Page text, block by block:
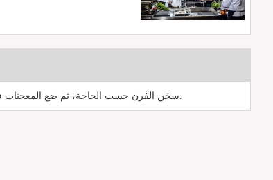
سخن الفرن حسب الحاجة، ثم ضع المعجنات في الفرن واتركها تسخن بالوقت الصحيح.